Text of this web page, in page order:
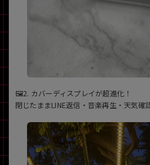
🖼️2. カバーディスプレイが超進化！
閉じたままLINE返信・音楽再生・天気